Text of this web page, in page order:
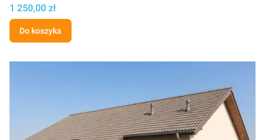
Cena projektu
1 250,00 zł
Do koszyka